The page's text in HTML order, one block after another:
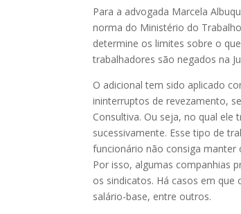
Para a advogada Marcela
norma do Ministério do
determine os limites sobre o
trabalhadores são negados na
O adicional tem sido aplicado
ininterruptos de revezamento,
Consultiva. Ou seja, no qual
sucessivamente. Esse tipo de
funcionário não consiga manter
Por isso, algumas companhias
os sindicatos. Há casos em que
salário-base, entre outros.